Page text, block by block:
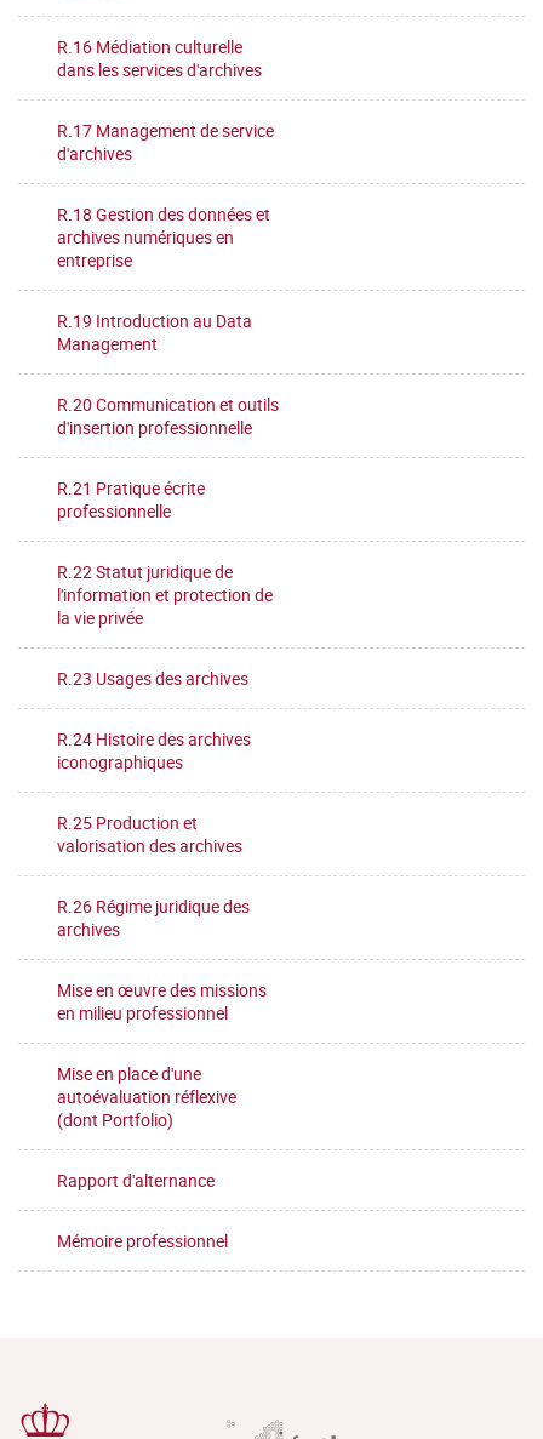
R.16 Médiation culturelle
dans les services d'archives
R.17 Management de service
d'archives
R.18 Gestion des données et
archives numériques en
entreprise
R.19 Introduction au Data
Management
R.20 Communication et outils
d'insertion professionnelle
R.21 Pratique écrite
professionnelle
R.22 Statut juridique de
l'information et protection de
la vie privée
R.23 Usages des archives
R.24 Histoire des archives
iconographiques
R.25 Production et
valorisation des archives
R.26 Régime juridique des
archives
Mise en œuvre des missions
en milieu professionnel
Mise en place d'une
autoévaluation réflexive
(dont Portfolio)
Rapport d'alternance
Mémoire professionnel